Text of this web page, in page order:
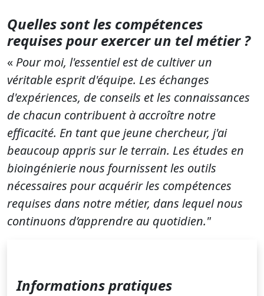
Quelles sont les compétences
requises pour exercer un tel métier?
« Pour moi, l'essentiel est de cultiver un
véritable esprit d'équipe. Les échanges
d'expériences, de conseils et les connaissances
de chacun contribuent à accroître notre
efficacité. En tant que jeune chercheur, j'ai
beaucoup appris sur le terrain. Les études en
bioingénierie nous fournissent les outils
nécessaires pour acquérir les compétences
requises dans notre métier, dans lequel nous
continuons d’apprendre au quotidien."
Informations pratiques